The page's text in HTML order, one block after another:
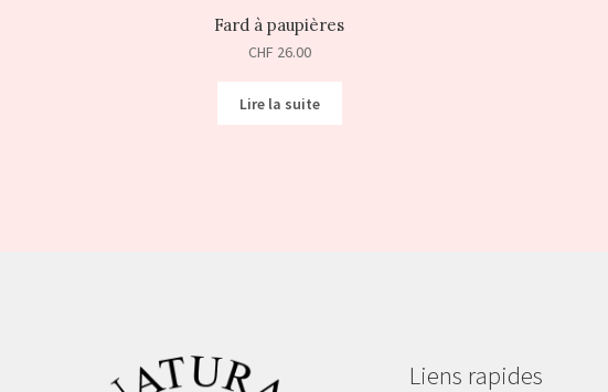
Fard à paupières
CHF 26.00
Lire la suite
Liens rapides